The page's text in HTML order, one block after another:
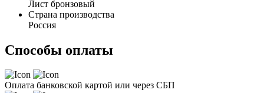
Лист бронзовый
Страна производства
Россия
Способы оплаты
Оплата банковской картой или через СБП